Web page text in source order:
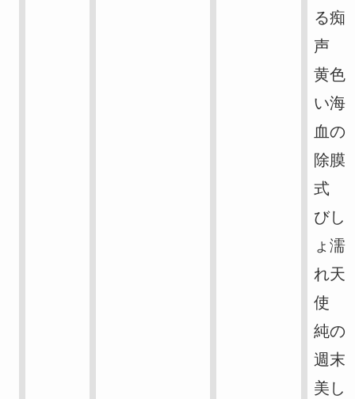
る痴
声
黄色
い海
血の
除膜
式
びし
ょ濡
れ天
使
純の
週末
美し